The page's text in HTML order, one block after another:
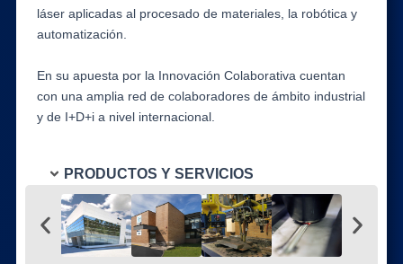
láser aplicadas al procesado de materiales, la robótica y
automatización.
En su apuesta por la Innovación Colaborativa cuentan
con una amplia red de colaboradores de ámbito industrial
y de I+D+i a nivel internacional.
PRODUCTOS Y SERVICIOS